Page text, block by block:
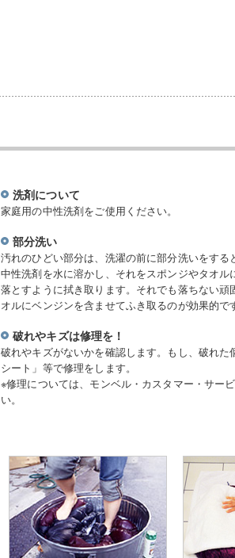
洗剤について
家庭用の中性洗剤をご使用ください。
部分洗い
汚れのひどい部分は、洗濯の前に部分洗いをする
中性洗剤を水に溶かし、それをスポンジやタオル
落とすように拭き取ります。それでも落ちない頑
オルにベンジンを含ませてふき取るのが効果的で
破れやキズは修理を！
破れやキズがないかを確認します。もし、破れた
シート」等で修理をします。
※修理については、モンベル・カスタマー・サー
い。